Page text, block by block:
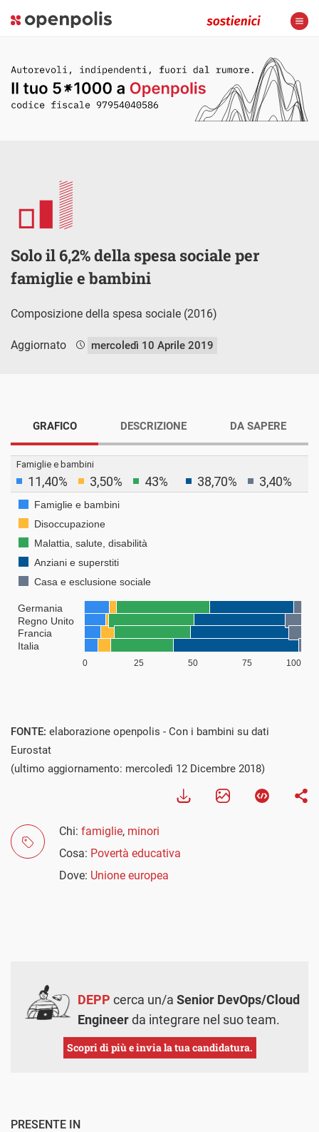
Solo il 6,2% della spesa sociale per
famiglie e bambini
Composizione della spesa sociale (2016)
Aggiornato mercoledì 10 Aprile 2019
GRAFICO DESCRIZIONE DA SAPERE
FONTE: elaborazione openpolis - Con i bambini su dati
Eurostat
(ultimo aggiornamento: mercoledì 12 Dicembre 2018)
Chi: famiglie, minori
Cosa: Povertà educativa
Dove: Unione europea
DEPP cerca un/a Senior DevOps/Cloud
Engineerda integrare nel suo team.
Scopri di più e invia la tua candidatura.
PRESENTE IN